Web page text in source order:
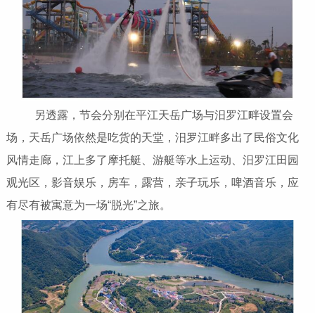
另透露，节会分别在平江天岳广场与汨罗江畔设置会
场，天岳广场依然是吃货的天堂，汨罗江畔多出了民俗文化
风情走廊，江上多了摩托艇、游艇等水上运动、汨罗江田园
观光区，影音娱乐，房车，露营，亲子玩乐，啤酒音乐，应
有尽有被寓意为一场“脱光”之旅。